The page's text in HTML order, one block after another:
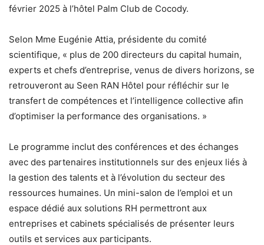
février 2025 à l’hôtel Palm Club de Cocody.
Selon Mme Eugénie Attia, présidente du comité
scientifique, « plus de 200 directeurs du capital humain,
experts et chefs d’entreprise, venus de divers horizons, se
retrouveront au Seen RAN Hôtel pour réfléchir sur le
transfert de compétences et l’intelligence collective afin
d’optimiser la performance des organisations. »
Le programme inclut des conférences et des échanges
avec des partenaires institutionnels sur des enjeux liés à
la gestion des talents et à l’évolution du secteur des
ressources humaines. Un mini-salon de l’emploi et un
espace dédié aux solutions RH permettront aux
entreprises et cabinets spécialisés de présenter leurs
outils et services aux participants.